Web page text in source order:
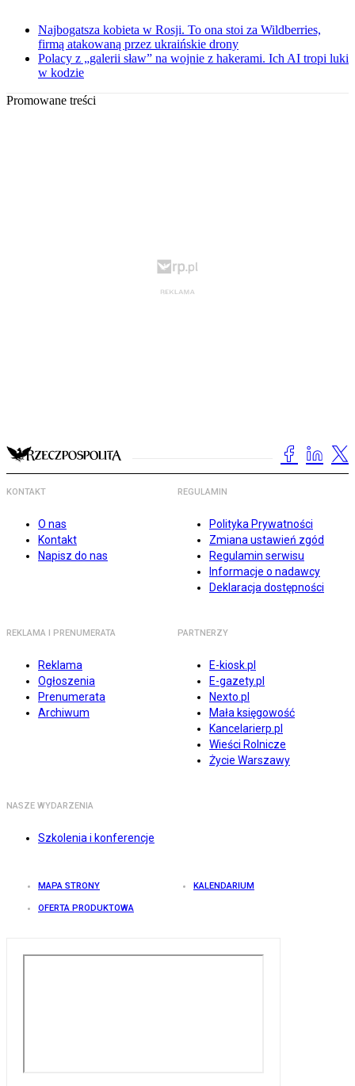
Najbogatsza kobieta w Rosji. To ona stoi za Wildberries,
firmą atakowaną przez ukraińskie drony
Polacy z „galerii sław” na wojnie z hakerami. Ich AI tropi luki
w kodzie
Promowane treści
KONTAKT
O nas
Kontakt
Napisz do nas
REGULAMIN
Polityka Prywatności
Zmiana ustawień zgód
Regulamin serwisu
Informacje o nadawcy
Deklaracja dostępności
REKLAMA I PRENUMERATA
Reklama
Ogłoszenia
Prenumerata
Archiwum
PARTNERZY
E-kiosk.pl
E-gazety.pl
Nexto.pl
Mała księgowość
Kancelarierp.pl
Wieści Rolnicze
Życie Warszawy
NASZE WYDARZENIA
Szkolenia i konferencje
MAPA STRONY KALENDARIUM
OFERTA PRODUKTOWA